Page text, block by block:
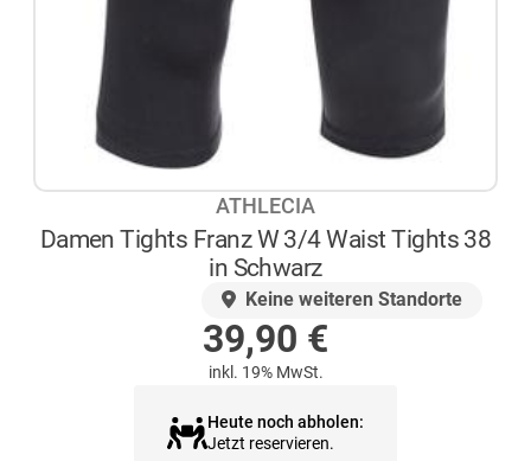
ATHLECIA
Damen Tights Franz W 3/4 Waist Tights 38
in Schwarz
Keine weiteren Standorte
39,90 €
inkl. 19% MwSt.
Heute noch abholen:
Jetzt reservieren.